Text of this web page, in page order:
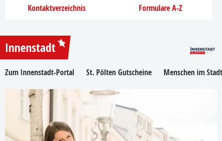
Kontaktverzeichnis Formulare A-Z
Innenstadt
Zum Innenstadt-Portal St. Pölten Gutscheine Menschen im